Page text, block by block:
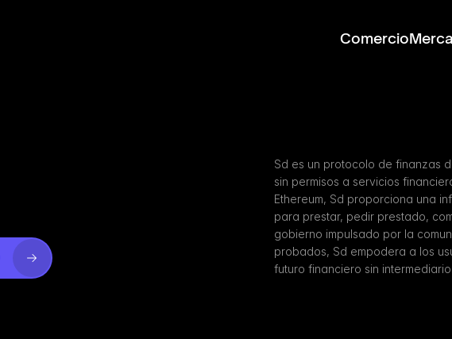
Comercio
Sd es un protocolo de finanzas
sin permisos a servicios
Ethereum, Sd proporciona una
para prestar, pedir prestado,
gobierno impulsado por la
probados, Sd empodera a los
futuro financiero sin